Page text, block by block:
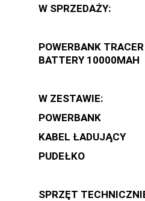
W SPRZEDAŻY:
POWERBANK
BATTERY 10000MAH
W ZESTAWIE:
POWERBANK
KABEL ŁADUJĄCY
PUDEŁKO
SPRZĘT